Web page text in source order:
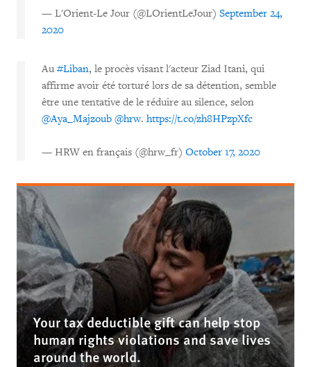
— L'Orient-Le Jour (@LOrientLeJour) September 24,
2020
Au #Liban, le procès visant l'acteur Ziad Itani, qui
affirme avoir été torturé lors de sa détention, semble
être une tentative de le réduire au silence, selon
@Aya_Majzoub @hrw. https://t.co/zh8HPzpXfc
— HRW en français (@hrw_fr) October 17, 2020
Your tax deductible gift can help stop
human rights violations and save lives
around the world.